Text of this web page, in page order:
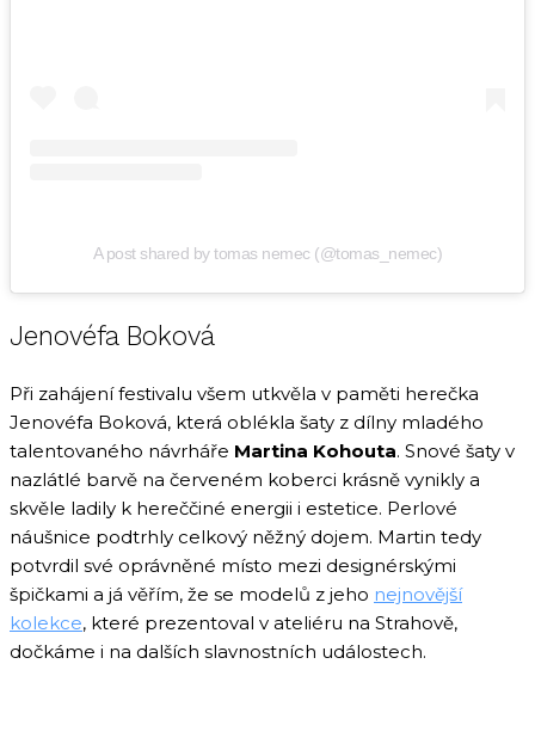
A post shared by tomas nemec (@tomas_nemec)
Jenovéfa Boková
Při zahájení festivalu všem utkvěla v paměti herečka
Jenovéfa Boková, která oblékla šaty z dílny mladého
talentovaného návrháře Martina Kohouta. Snové šaty v
nazlátlé barvě na červeném koberci krásně vynikly a
skvěle ladily k hereččiné energii i estetice. Perlové
náušnice podtrhly celkový něžný dojem. Martin tedy
potvrdil své oprávněné místo mezi designérskými
špičkami a já věřím, že se modelů z jeho nejnovější
kolekce, které prezentoval v ateliéru na Strahově,
dočkáme i na dalších slavnostních událostech.